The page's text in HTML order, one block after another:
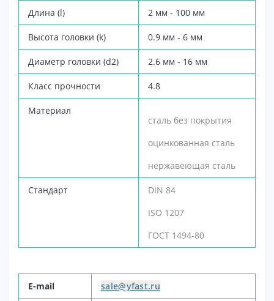
Длина (l) 2 мм - 100 мм
Высота головки (k) 0.9 мм - 6 мм
Диаметр головки (d2) 2.6 мм - 16 мм
Класс прочности 4.8
Материал
сталь без покрытия
оцинкованная сталь
нержавеющая сталь
Стандарт
DIN 84
ISO 1207
ГОСТ 1494-80
E-mail sale@yfast.ru